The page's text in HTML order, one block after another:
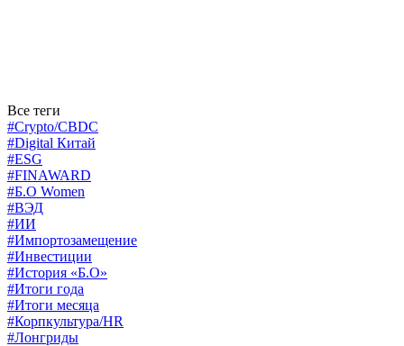
Все теги
#Crypto/CBDC
#Digital Китай
#ESG
#FINAWARD
#Б.О Women
#ВЭД
#ИИ
#Импортозамещение
#Инвестиции
#История «Б.О»
#Итоги года
#Итоги месяца
#Корпкультура/HR
#Лонгриды